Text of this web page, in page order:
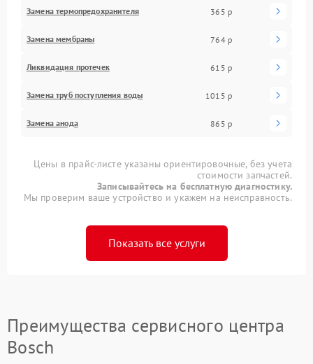
Замена термопредохранителя 365 р
Замена мембраны 764 р
Ликвидация протечек 615 р
Замена труб поступления воды 1015 р
Замена анода 865 р
Цены в прайс-листе указаны ориентировочные, без учета
стоимости запчастей.
Записывайтесь на бесплатную диагностику.
Мы проверим ваше устройство и укажем на неисправность.
Показать все услуги
Преимущества сервисного центра
Bosch